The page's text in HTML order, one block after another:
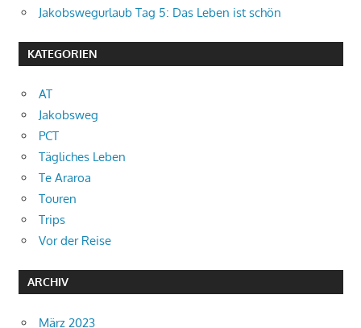
Jakobswegurlaub Tag 5: Das Leben ist schön
KATEGORIEN
AT
Jakobsweg
PCT
Tägliches Leben
Te Araroa
Touren
Trips
Vor der Reise
ARCHIV
März 2023